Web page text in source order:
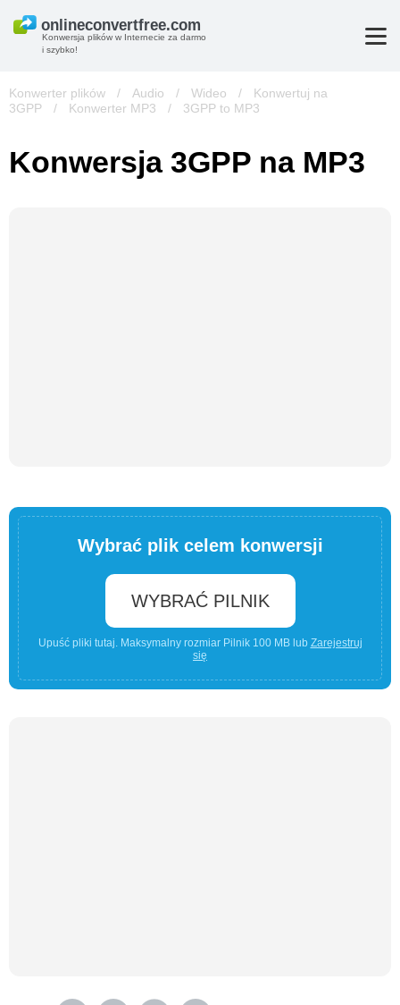
Konwersja plików w Internecie za darmo
i szybko!
Konwerter plików / Audio / Wideo /
Konwertuj na
3GPP
/ Konwerter MP3 / 3GPP to MP3
Konwersja 3GPP na MP3
Wybrać plik celem konwersji
WYBRAĆ PILNIK
Upuść pliki tutaj. Maksymalny rozmiar Pilnik 100 MB lub Zarejestruj
się